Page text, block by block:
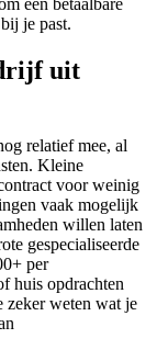
je past.
uit
relatief mee, al
Kleine
voor weinig
vaak mogelijk
willen laten
gespecialiseerde
per
huis opdrachten
zeker weten wat je